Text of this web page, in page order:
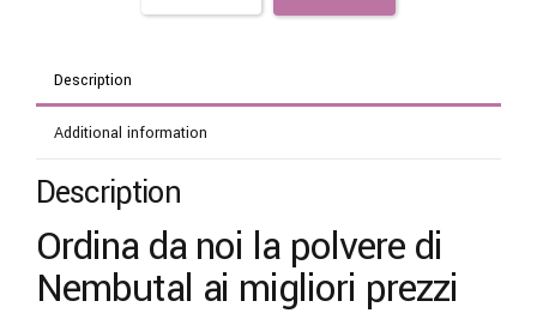
Description
Additional information
Description
Ordina da noi la polvere di
Nembutal ai migliori prezzi